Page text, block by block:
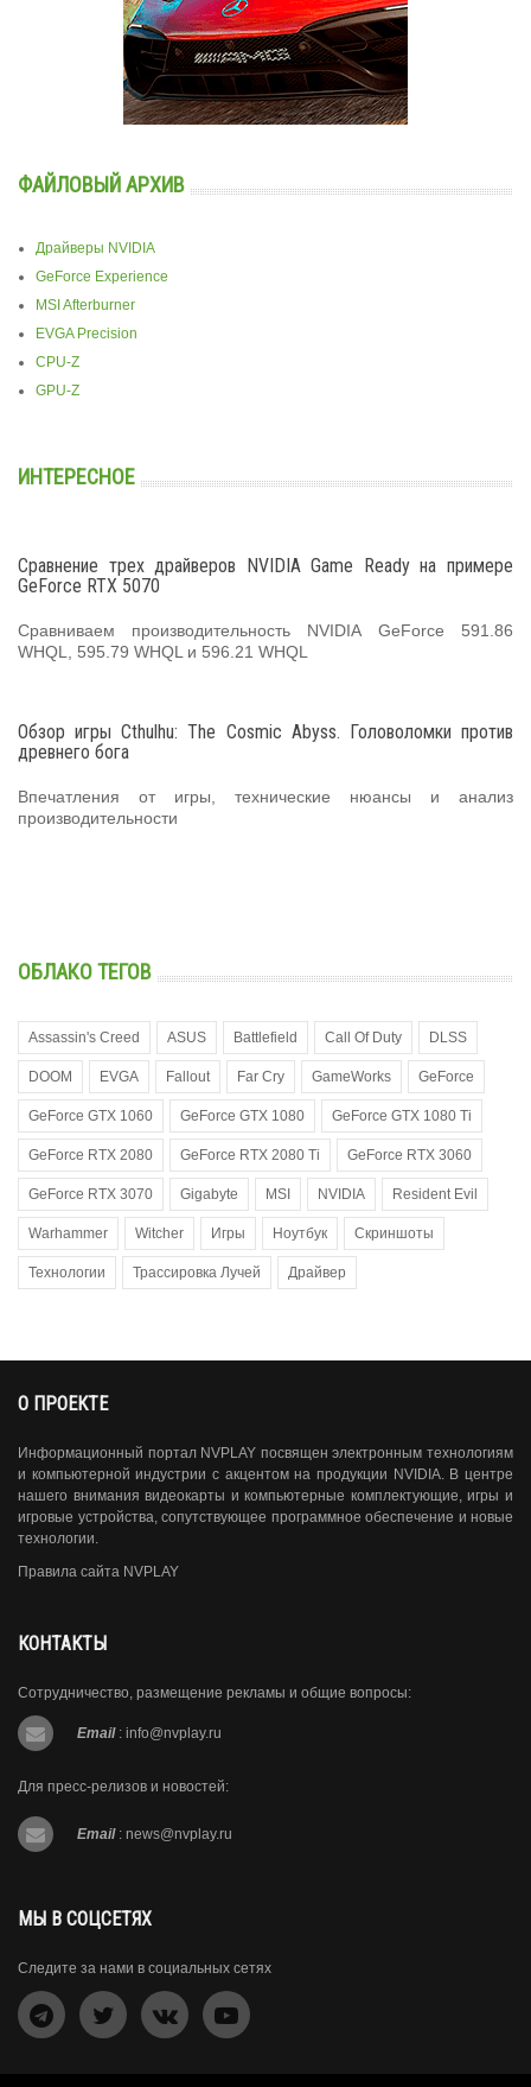
ФАЙЛОВЫЙ АРХИВ
Драйверы NVIDIA
GeForce Experience
MSI Afterburner
EVGA Precision
CPU-Z
GPU-Z
ИНТЕРЕСНОЕ
Сравнение трех драйверов NVIDIA Game Ready на примере
GeForce RTX 5070
Сравниваем производительность NVIDIA GeForce 591.86
WHQL, 595.79 WHQL и 596.21 WHQL
Обзор игры Cthulhu: The Cosmic Abyss. Головоломки против
древнего бога
Впечатления от игры, технические нюансы и анализ
производительности
ОБЛАКО ТЕГОВ
Assassin's Creed ASUS Battlefield Call Of Duty DLSS
DOOM EVGA Fallout Far Cry GameWorks GeForce
GeForce GTX 1060 GeForce GTX 1080 GeForce GTX 1080 Ti
GeForce RTX 2080 GeForce RTX 2080 Ti GeForce RTX 3060
GeForce RTX 3070 Gigabyte MSI NVIDIA Resident Evil
Warhammer Witcher Игры Ноутбук Скриншоты
Технологии Трассировка Лучей Драйвер
О ПРОЕКТЕ
Информационный портал NVPLAY посвящен электронным технологиям
и компьютерной индустрии с акцентом на продукции NVIDIA. В центре
нашего внимания видеокарты и компьютерные комплектующие, игры и
игровые устройства, сопутствующее программное обеспечение и новые
технологии.
Правила сайта NVPLAY
КОНТАКТЫ
Сотрудничество, размещение рекламы и общие вопросы:
Email : info@nvplay.ru
Для пресс-релизов и новостей:
Email : news@nvplay.ru
МЫ В СОЦСЕТЯХ
Следите за нами в социальных сетях